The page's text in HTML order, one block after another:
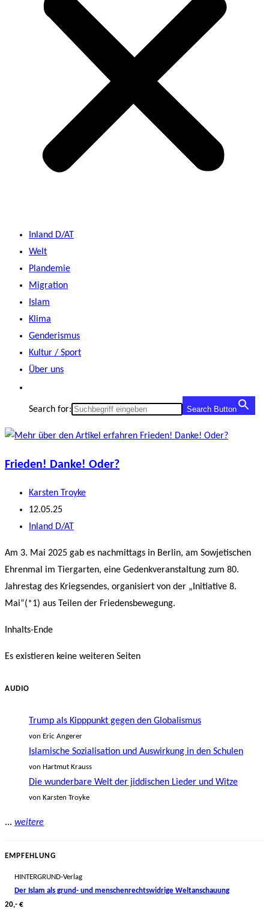
Inland D/AT
Welt
Plandemie
Migration
Islam
Klima
Genderismus
Kultur / Sport
Über uns
Search for: Search Button
Frieden! Danke! Oder?
Beitrags-
Autor:
Karsten Troyke
Beitrag
veröffentlicht:
12.05.25
Beitrags-
Inland D/AT
Am 3. Mai 2025 gab es nachmittags in Berlin, am Sowjetischen
Ehrenmal im Tiergarten, eine Gedenkveranstaltung zum 80.
Jahrestag des Kriegsendes, organisiert von der „Initiative 8.
Mai“(*1) aus Teilen der Friedensbewegung.
Inhalts-Ende
Es existieren keine weiteren Seiten
AUDIO
Trump als Kipppunkt gegen den Globalismus
von Eric Angerer
Islamische Sozialisation und Auswirkung in den Schulen
von Hartmut Krauss
Die wunderbare Welt der jiddischen Lieder und Witze
von Karsten Troyke
... weitere
EMPFEHLUNG
HINTERGRUND-Verlag
Der Islam als grund- und menschenrechtswidrige Weltanschauung
20,- €